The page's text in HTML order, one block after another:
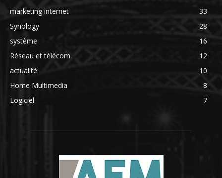
marketing internet
33
Synology
28
système
16
Réseau et télécom.
12
actualité
10
Home Multimedia
8
Logiciel
7